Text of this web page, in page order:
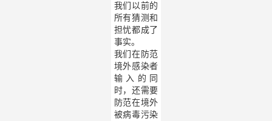
我们以前的
所有猜测和
担忧都成了
事实。
我们在防范
境外感染者
输入的同
时，还需要
防范在境外
被病毒污染